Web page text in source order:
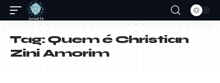
Tag:Quem é Christian
Zini Amorim